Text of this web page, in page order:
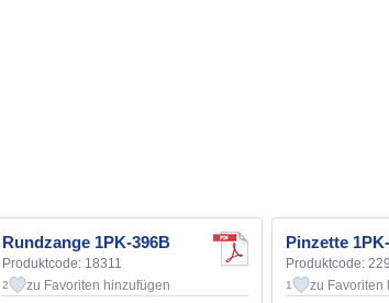
Rundzange 1PK-396B
Produktcode: 18311
2 zu Favoriten hinzufügen
Pinzette
Produktcode:
1 zu Favoriten